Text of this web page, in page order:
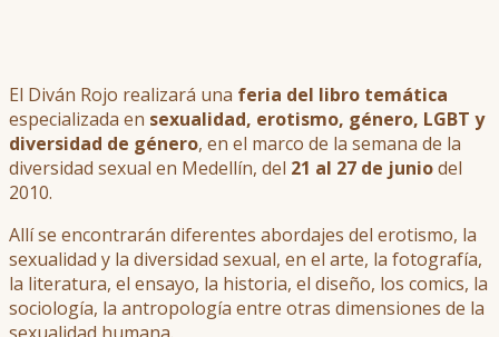
El Diván Rojo realizará una feria del libro temática
especializada en sexualidad, erotismo, género, LGBT y
diversidad de género, en el marco de la semana de la
diversidad sexual en Medellín, del 21 al 27 de juniodel
2010.
Allí se encontrarán diferentes abordajes del erotismo, la
sexualidad y la diversidad sexual, en el arte, la fotografía,
la literatura, el ensayo, la historia, el diseño, los comics, la
sociología, la antropología entre otras dimensiones de la